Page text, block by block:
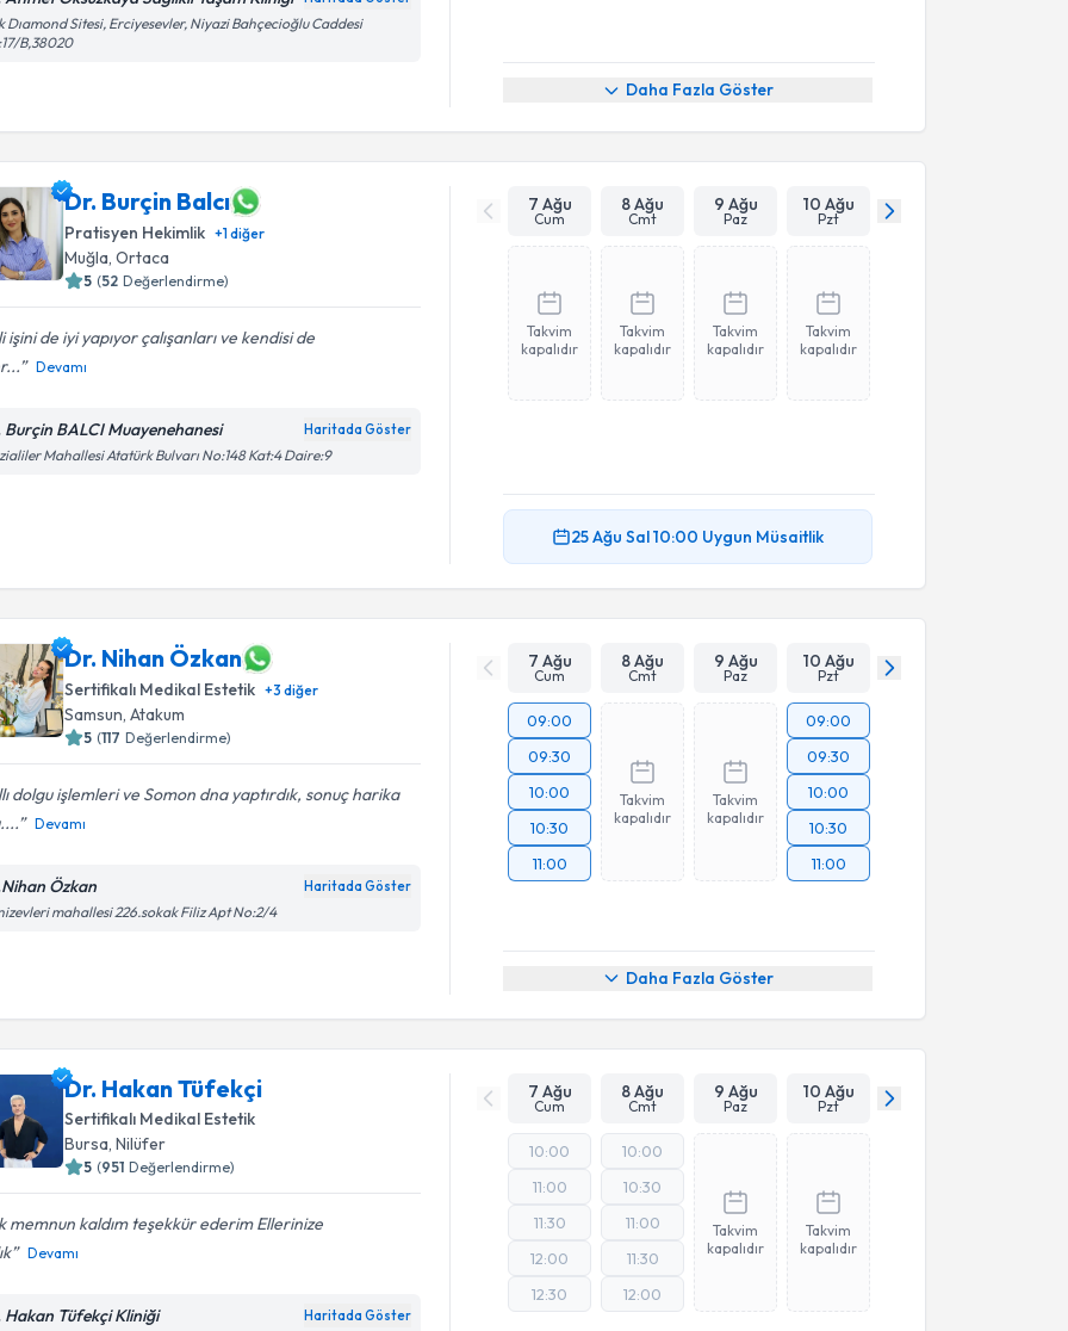
Dıamond Sitesi, Erciyesevler, Niyazi Bahçecioğlu Caddesi
B,38020
Daha Fazla Göster
Dr. Burçin Balcı
Pratisyen Hekimlik +1diğer
Muğla ,Ortaca
5 (52 Değerlendirme)
işini de iyi yapıyor çalışanları ve kendisi de
Devamı
Burçin BALCI Muayenehanesi Haritada Göster
Mahallesi Atatürk Bulvarı No:148 Kat:4 Daire:9
7 Ağu
Cum
8 Ağu
Cmt
9 Ağu
Paz
10 Ağu
Pzt
Takvim
kapalıdır
Takvim
kapalıdır
Takvim
kapalıdır
Takvim
kapalıdır
25 Ağu Sal10:00 Uygun Müsaitlik
Dr. Nihan Özkan
Sertifikalı Medikal Estetik +3 diğer
Samsun ,Atakum
5 (117 Değerlendirme)
dolgu işlemleri ve Somon dna yaptırdık, sonuç harika
Devamı
Özkan Haritada Göster
mahallesi 226.sokak Filiz Apt No:2/4
7 Ağu
Cum
8 Ağu
Cmt
9 Ağu
Paz
10 Ağu
Pzt
09:00
09:30
10:00
10:30
11:00
Takvim
kapalıdır
Takvim
kapalıdır
09:00
09:30
10:00
10:30
11:00
Daha Fazla Göster
Dr. Hakan Tüfekçi
Sertifikalı Medikal Estetik
Bursa,Nilüfer
5 (951 Değerlendirme)
memnun kaldım teşekkür ederim Ellerinize
Devamı
Hakan Tüfekçi Kliniği Haritada Göster
7 Ağu
Cum
8 Ağu
Cmt
9 Ağu
Paz
10 Ağu
Pzt
10:00
11:00
11:30
12:00
12:30
10:00
10:30
11:00
11:30
12:00
Takvim
kapalıdır
Takvim
kapalıdır